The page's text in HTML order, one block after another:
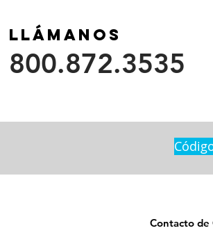
Llámanos
800.872.3535
Contacto de